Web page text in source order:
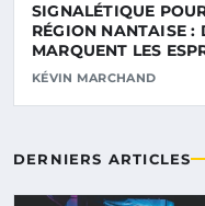
SIGNALÉTIQUE
RÉGION NANTAISE :
MARQUENT LES
KÉVIN MARCHAND
DERNIERS ARTICLES